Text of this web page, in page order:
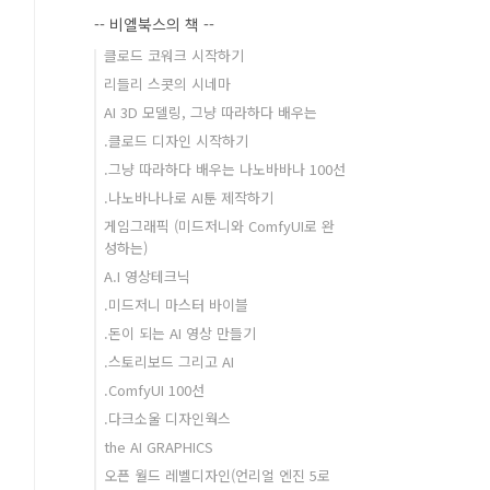
-- 비엘북스의 책 --
클로드 코워크 시작하기
리들리 스콧의 시네마
AI 3D 모델링, 그냥 따라하다 배우는
.클로드 디자인 시작하기
.그냥 따라하다 배우는 나노바바나 100선
.나노바나나로 AI툰 제작하기
게임그래픽 (미드저니와 ComfyUI로 완
성하는)
A.I 영상테크닉
.미드저니 마스터 바이블
.돈이 되는 AI 영상 만들기
.스토리보드 그리고 AI
.ComfyUI 100선
.다크소울 디자인웍스
the AI GRAPHICS
오픈 월드 레벨디자인(언리얼 엔진 5로